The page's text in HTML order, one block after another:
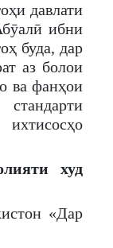
давлати
ибни
буда, дар
аз болои
ва фанҳои
худ
«Дар